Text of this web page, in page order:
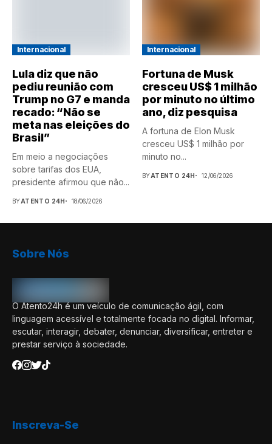
Internacional
Lula diz que não
pediu reunião com
Trump no G7 e manda
recado: “Não se
meta nas eleições do
Brasil”
Em meio a negociações
sobre tarifas dos EUA,
presidente afirmou que não...
BYATENTO 24H 18/06/2026
Internacional
Fortuna de Musk
cresceu US$ 1 milhão
por minuto no último
ano, diz pesquisa
A fortuna de Elon Musk
cresceu US$ 1 milhão por
minuto no...
BYATENTO 24H 12/06/2026
Sobre Nós
O Atento24h é um veículo de comunicação ágil, com
linguagem acessível e totalmente focada no digital. Informar,
escutar, interagir, debater, denunciar, diversificar, entreter e
prestar serviço à sociedade.
Inscreva-Se